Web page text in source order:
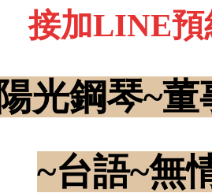
接加LINE預
陽光鋼琴~
~台語~無